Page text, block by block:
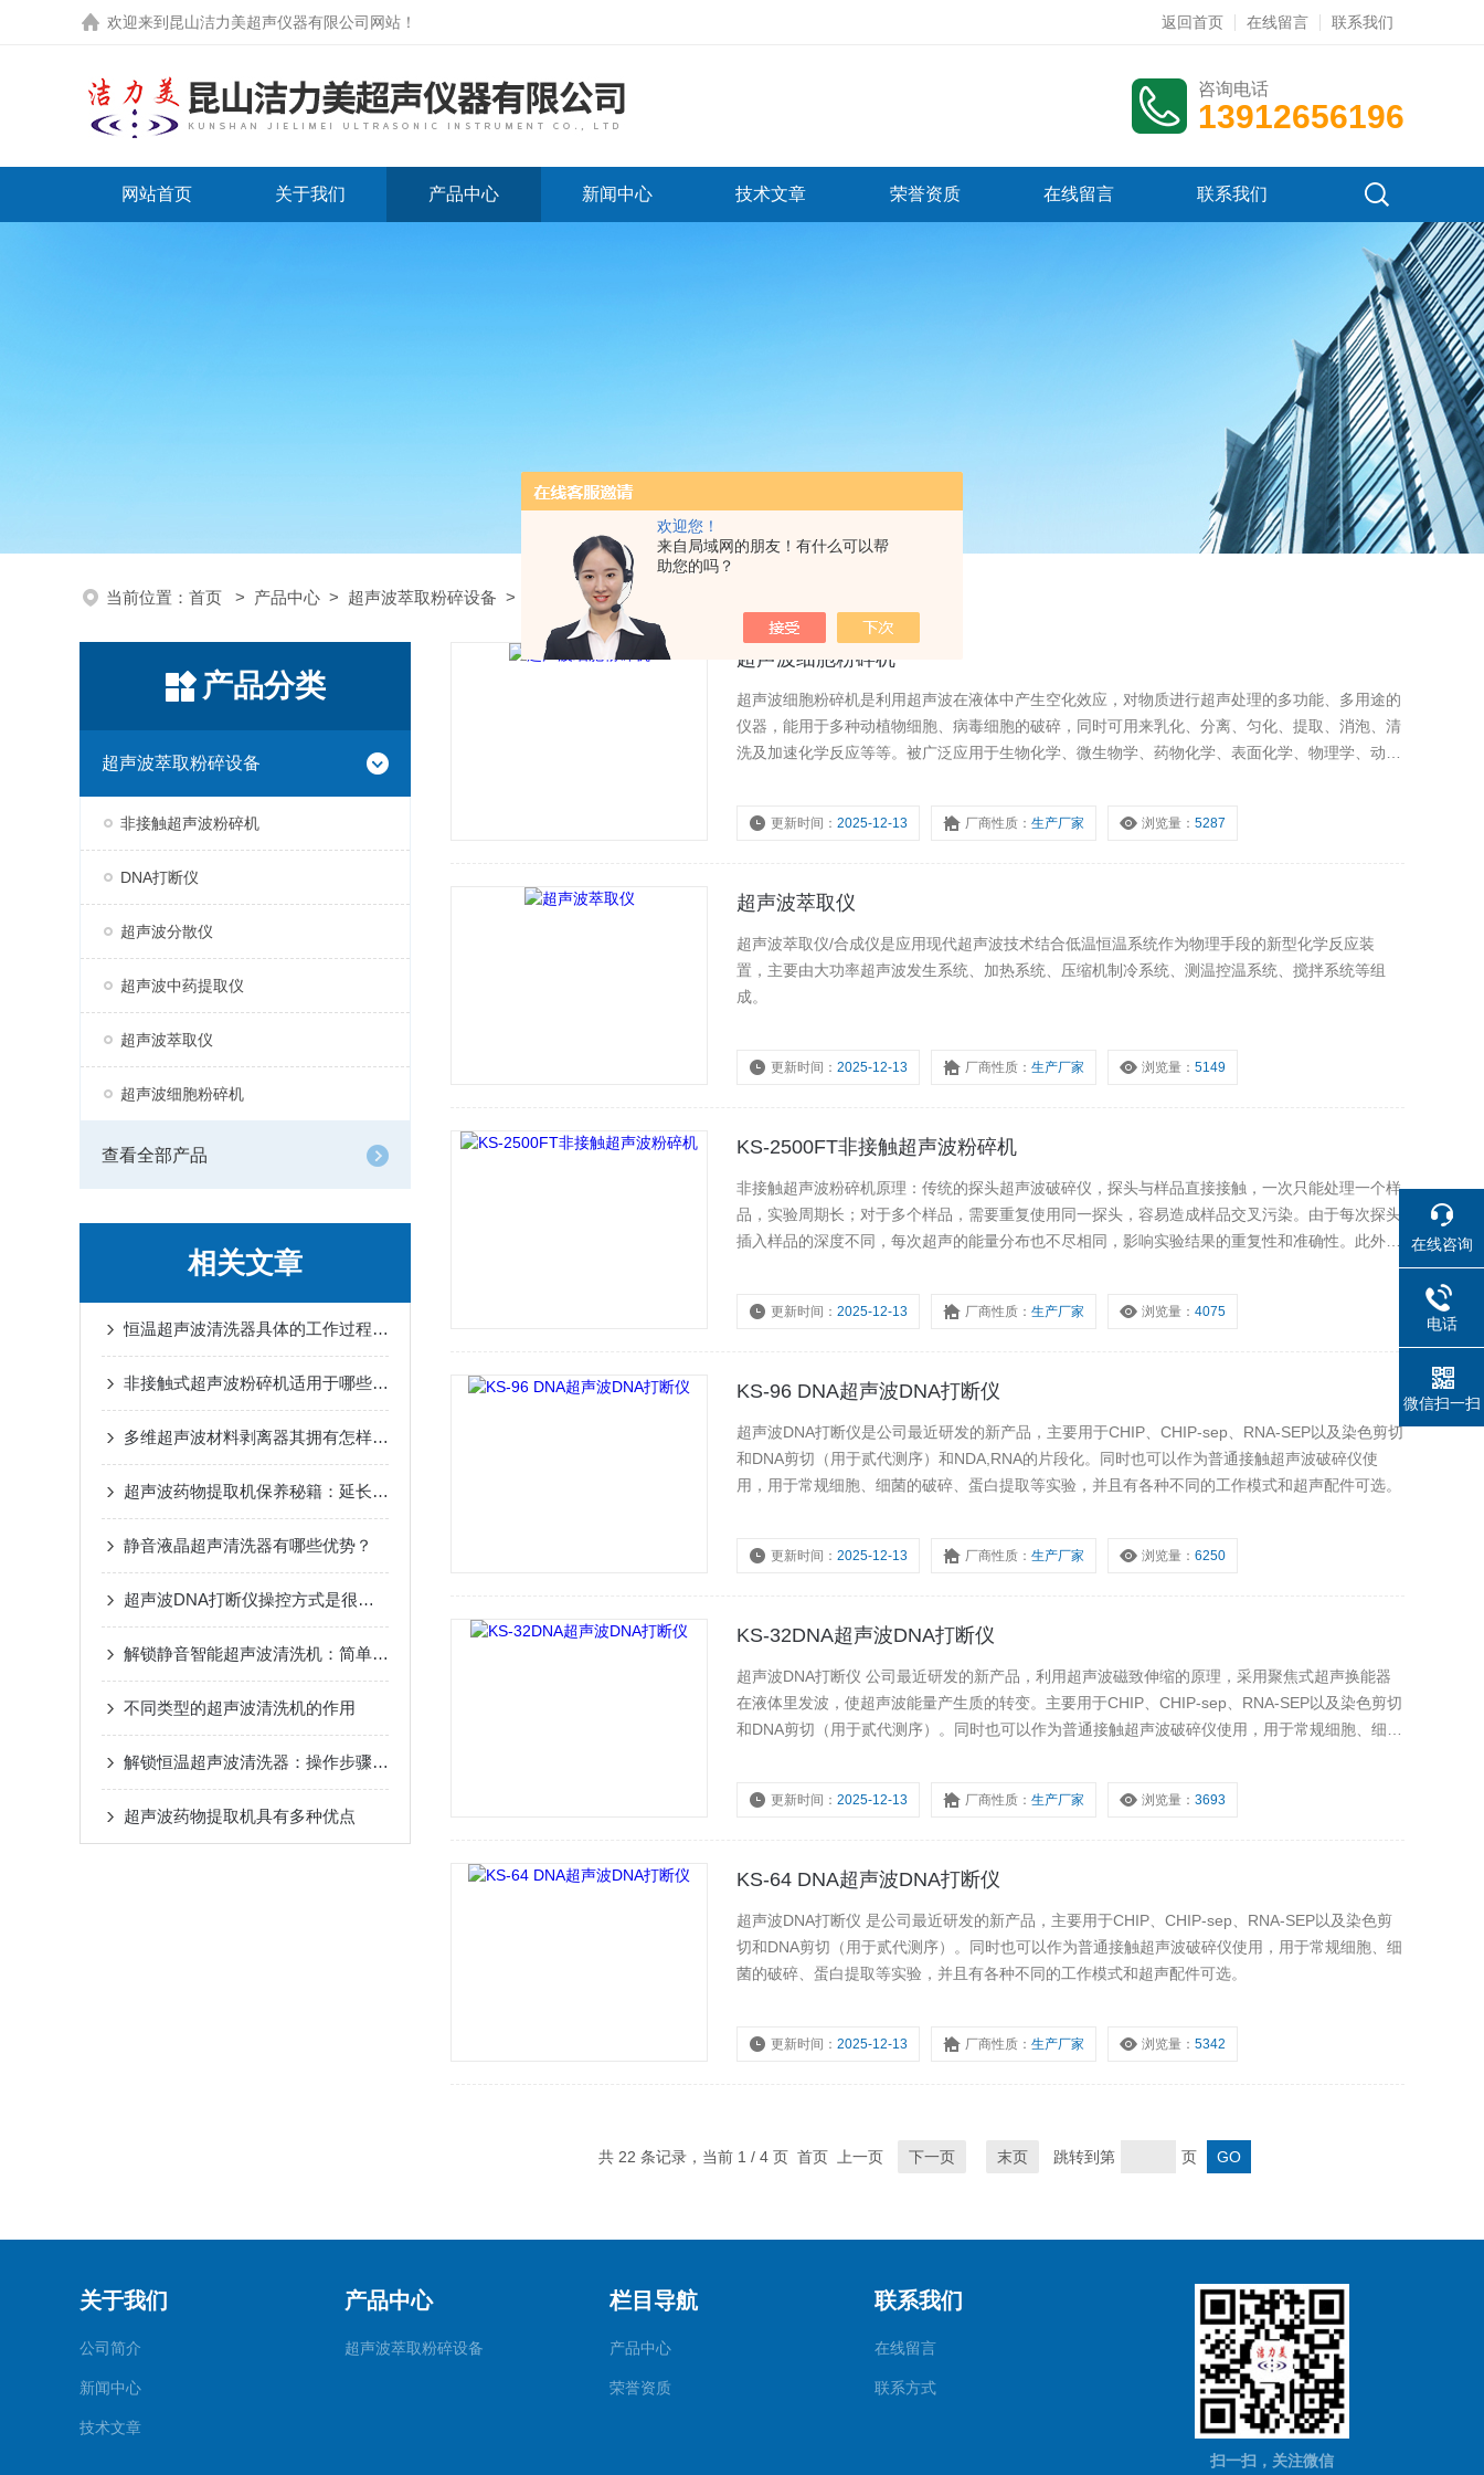
欢迎您！
来自局域网的朋友！有什么可以帮
助您的吗？
欢迎来到 昆山洁力美超声仪器有限公司网站 ！ 返回首页 在线留言 联系我们
咨询电话
13912656196
网站首页 关于我们 产品中心 新闻中心 技术文章 荣誉资质 在线留言 联系我们
当前位置： 首页 > 产品中心 > 超声波萃取粉碎设备 >
产品分类
超声波萃取粉碎设备
非接触超声波粉碎机
DNA打断仪
超声波分散仪
超声波中药提取仪
超声波萃取仪
超声波细胞粉碎机
查看全部产品
相关文章
恒温超声波清洗器具体的工作过程你可清楚？
非接触式超声波粉碎机适用于哪些样品的处理呢
多维超声波材料剥离器其拥有怎样的特点呢？
超声波药物提取机保养秘籍：延长设备寿命的关键步骤！
静音液晶超声清洗器有哪些优势？
超声波DNA打断仪操控方式是很简单的请看下文！
解锁静音智能超声波清洗机：简单几步，轻松搞定清洗全流程
不同类型的超声波清洗机的作用
解锁恒温超声波清洗器：操作步骤全梳理，轻松上手不踩坑
超声波药物提取机具有多种优点
超声波细胞粉碎机
超声波细胞粉碎机是利用超声波在液体中产生空化效应，对物质进行超声处理的多功能、多用途的
仪器，能用于多种动植物细胞、病毒细胞的破碎，同时可用来乳化、分离、匀化、提取、消泡、清
洗及加速化学反应等等。被广泛应用于生物化学、微生物学、药物化学、表面化学、物理学、动物
更新时间：2025-12-13 厂商性质：生产厂家 浏览量：5287
超声波萃取仪
超声波萃取仪/合成仪是应用现代超声波技术结合低温恒温系统作为物理手段的新型化学反应装
置，主要由大功率超声波发生系统、加热系统、压缩机制冷系统、测温控温系统、搅拌系统等组
成。
更新时间：2025-12-13 厂商性质：生产厂家 浏览量：5149
KS-2500FT非接触超声波粉碎机
非接触超声波粉碎机原理：传统的探头超声波破碎仪，探头与样品直接接触，一次只能处理一个样
品，实验周期长；对于多个样品，需要重复使用同一探头，容易造成样品交叉污染。由于每次探头
插入样品的深度不同，每次超声的能量分布也不尽相同，影响实验结果的重复性和准确性。此外，
更新时间：2025-12-13 厂商性质：生产厂家 浏览量：4075
KS-96 DNA超声波DNA打断仪
超声波DNA打断仪是公司最近研发的新产品，主要用于CHIP、CHIP-sep、RNA-SEP以及染色剪切
和DNA剪切（用于贰代测序）和NDA,RNA的片段化。同时也可以作为普通接触超声波破碎仪使
用，用于常规细胞、细菌的破碎、蛋白提取等实验，并且有各种不同的工作模式和超声配件可选。
更新时间：2025-12-13 厂商性质：生产厂家 浏览量：6250
KS-32DNA超声波DNA打断仪
超声波DNA打断仪 公司最近研发的新产品，利用超声波磁致伸缩的原理，采用聚焦式超声换能器
在液体里发波，使超声波能量产生质的转变。主要用于CHIP、CHIP-sep、RNA-SEP以及染色剪切
和DNA剪切（用于贰代测序）。同时也可以作为普通接触超声波破碎仪使用，用于常规细胞、细菌
更新时间：2025-12-13 厂商性质：生产厂家 浏览量：3693
KS-64 DNA超声波DNA打断仪
超声波DNA打断仪 是公司最近研发的新产品，主要用于CHIP、CHIP-sep、RNA-SEP以及染色剪
切和DNA剪切（用于贰代测序）。同时也可以作为普通接触超声波破碎仪使用，用于常规细胞、细
菌的破碎、蛋白提取等实验，并且有各种不同的工作模式和超声配件可选。
更新时间：2025-12-13 厂商性质：生产厂家 浏览量：5342
共 22 条记录，当前 1 / 4 页 首页 上一页 下一页 末页 跳转到第 页
关于我们
公司简介
新闻中心
技术文章
产品中心
超声波萃取粉碎设备
栏目导航
产品中心
荣誉资质
联系我们
在线留言
联系方式
扫一扫，关注微信
在线咨询
电话
微信扫一扫